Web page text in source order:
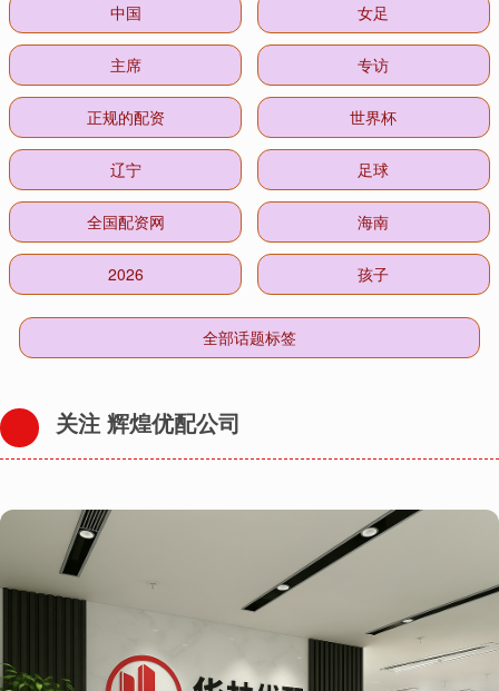
中国 女足
主席 专访
正规的配资 世界杯
辽宁 足球
全国配资网 海南
2026 孩子
全部话题标签
关注 辉煌优配公司